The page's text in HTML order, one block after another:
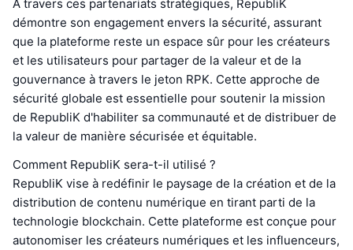
À travers ces partenariats stratégiques, RepubliK
démontre son engagement envers la sécurité, assurant
que la plateforme reste un espace sûr pour les créateurs
et les utilisateurs pour partager de la valeur et de la
gouvernance à travers le jeton RPK. Cette approche de
sécurité globale est essentielle pour soutenir la mission
de RepubliK d'habiliter sa communauté et de distribuer de
la valeur de manière sécurisée et équitable.
Comment RepubliK sera-t-il utilisé ?
RepubliK vise à redéfinir le paysage de la création et de la
distribution de contenu numérique en tirant parti de la
technologie blockchain. Cette plateforme est conçue pour
autonomiser les créateurs numériques et les influenceurs,